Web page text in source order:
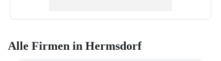
Alle Firmen in Hermsdorf